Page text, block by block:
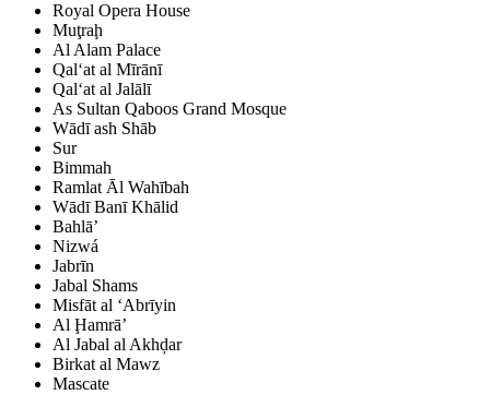
Royal Opera House
Muţraḩ
Al Alam Palace
Qal‘at al Mīrānī
Qal‘at al Jalālī
As Sultan Qaboos Grand Mosque
Wādī ash Shāb
Sur
Bimmah
Ramlat Āl Wahībah
Wādī Banī Khālid
Bahlā’
Nizwá
Jabrīn
Jabal Shams
Misfāt al ‘Abrīyin
Al Ḩamrā’
Al Jabal al Akhḑar
Birkat al Mawz
Mascate